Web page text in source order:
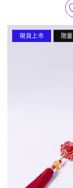
現貨上市 限